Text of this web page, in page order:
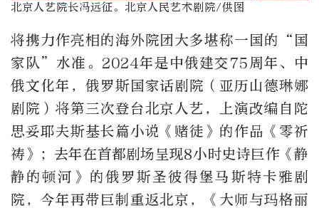
北京人艺院长冯远征。北京人民艺术剧院/供图
将携力作亮相的海外院团大多堪称一国的“国
家队”水准。2024年是中俄建交75周年、中
俄文化年，俄罗斯国家话剧院（亚历山德琳娜
剧院）将第三次登台北京人艺，上演改编自陀
思妥耶夫斯基长篇小说《赌徒》的作品《零祈
祷》；去年在首都剧场呈现8小时史诗巨作《静
静的顿河》的俄罗斯圣彼得堡马斯特卡雅剧
院，今年再带巨制重返北京，《大师与玛格丽